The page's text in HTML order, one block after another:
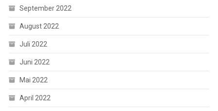
September 2022
August 2022
Juli 2022
Juni 2022
Mai 2022
April 2022